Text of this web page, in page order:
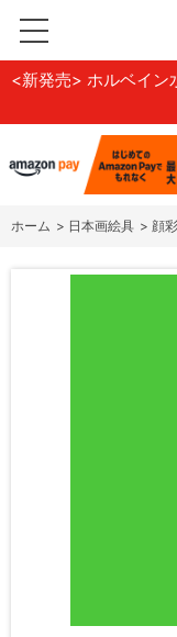
<新発売> ホルベイン
ホーム > 日本画絵具 > 顔